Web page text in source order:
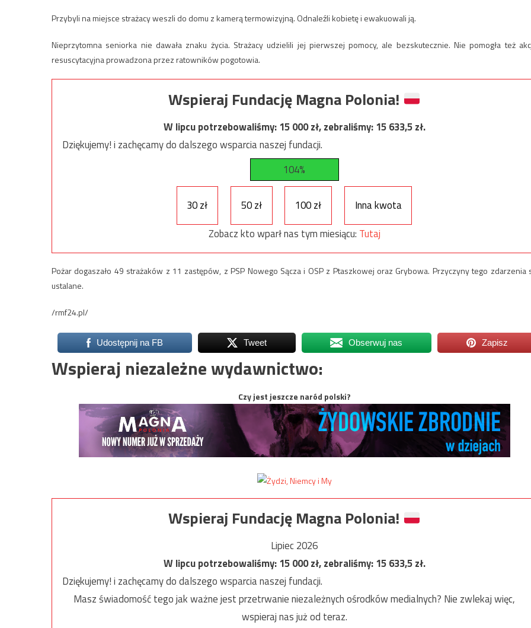
Przybyli na miejsce strażacy weszli do domu z kamerą termowizyjną. Odnaleźli kobietę i ewakuowali ją.
Nieprzytomna seniorka nie dawała znaku życia. Strażacy udzielili jej pierwszej pomocy, ale bezskutecznie. Nie pomogła też
resuscytacyjna prowadzona przez ratowników pogotowia.
Wspieraj Fundację Magna Polonia!
W lipcu potrzebowaliśmy:15 000zł, zebraliśmy:15 633,5zł.
Dziękujemy! i zachęcamy do dalszego wsparcia naszej fundacji.
104%
30 zł 50 zł 100 zł
Inna kwota
Zobacz kto wparł nas tym miesiącu: Tutaj
Pożar dogaszało 49 strażaków z 11 zastępów, z PSP Nowego Sącza i OSP z Ptaszkowej oraz Grybowa. Przyczyny tego zdarzenia
ustalane.
/rmf24.pl/
Udostępnij na FB Tweet Obserwuj nas Zapisz
Wspieraj niezależne wydawnictwo:
Czy jest jeszcze naród polski?
Wspieraj Fundację Magna Polonia!
Lipiec 2026
W lipcu potrzebowaliśmy:15 000zł, zebraliśmy:15 633,5zł.
Dziękujemy! i zachęcamy do dalszego wsparcia naszej fundacji.
Masz świadomość tego jak ważne jest przetrwanie niezależnych ośrodków medialnych? Nie zwlekaj więc,
wspieraj nas już od teraz.